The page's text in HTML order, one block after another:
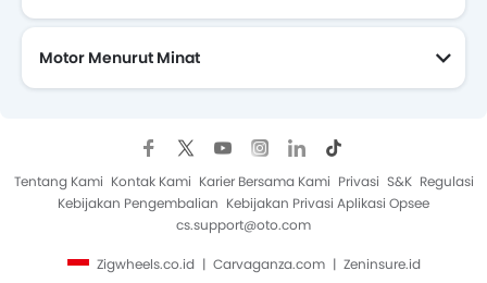
Charged Yadea
Savart KOOL Wmoto CFMoto
Motor Menurut Minat
Tentang Kami Kontak Kami Karier Bersama Kami Privasi S&K Regulasi
Kebijakan Pengembalian Kebijakan Privasi Aplikasi Opsee
cs.support@oto.com
Zigwheels.co.id Carvaganza.com Zeninsure.id